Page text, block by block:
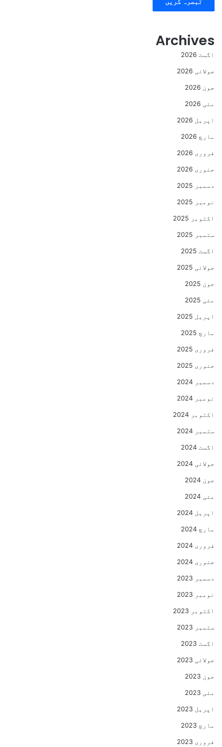
Archives
اگست 2026
جولائی 2026
جون 2026
مئی 2026
اپریل 2026
مارچ 2026
فروری 2026
جنوری 2026
دسمبر 2025
نومبر 2025
اکتوبر 2025
ستمبر 2025
اگست 2025
جولائی 2025
جون 2025
مئی 2025
اپریل 2025
مارچ 2025
فروری 2025
جنوری 2025
دسمبر 2024
نومبر 2024
اکتوبر 2024
ستمبر 2024
اگست 2024
جولائی 2024
جون 2024
مئی 2024
اپریل 2024
مارچ 2024
فروری 2024
جنوری 2024
دسمبر 2023
نومبر 2023
اکتوبر 2023
ستمبر 2023
اگست 2023
جولائی 2023
جون 2023
مئی 2023
اپریل 2023
مارچ 2023
فروری 2023